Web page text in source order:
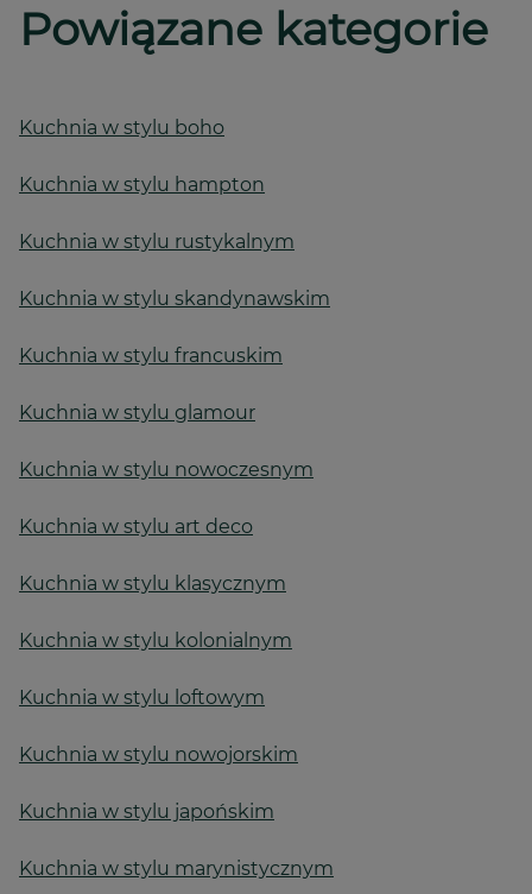
Powiązane kategorie
Kuchnia w stylu boho
Kuchnia w stylu hampton
Kuchnia w stylu rustykalnym
Kuchnia w stylu skandynawskim
Kuchnia w stylu francuskim
Kuchnia w stylu glamour
Kuchnia w stylu nowoczesnym
Kuchnia w stylu art deco
Kuchnia w stylu klasycznym
Kuchnia w stylu kolonialnym
Kuchnia w stylu loftowym
Kuchnia w stylu nowojorskim
Kuchnia w stylu japońskim
Kuchnia w stylu marynistycznym